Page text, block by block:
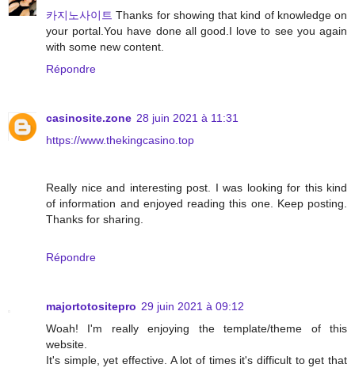
카지노사이트 Thanks for showing that kind of knowledge on
your portal.You have done all good.I love to see you again
with some new content.
Répondre
casinosite.zone 28 juin 2021 à 11:31
https://www.thekingcasino.top
Really nice and interesting post. I was looking for this kind
of information and enjoyed reading this one. Keep posting.
Thanks for sharing.
Répondre
majortotositepro 29 juin 2021 à 09:12
Woah! I'm really enjoying the template/theme of this
website.
It's simple, yet effective. A lot of times it's difficult to get that